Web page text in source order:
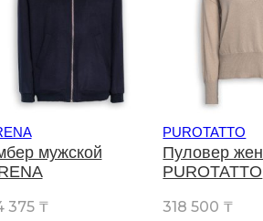
мужской
375 ₸
PUROTATTO
Пуловер
PUROTATTO
318 500 ₸